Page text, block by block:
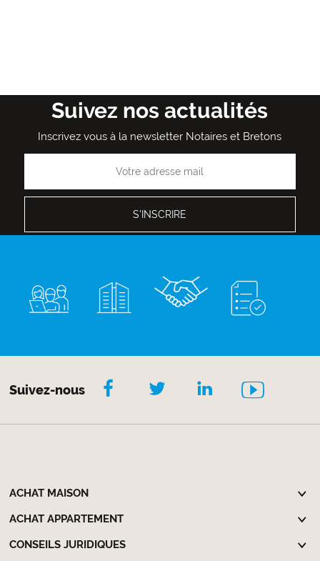
Suivez nos actualités
Inscrivez vous à la newsletter Notaires et Bretons
Suivez-nous
ACHAT MAISON
ACHAT APPARTEMENT
CONSEILS JURIDIQUES